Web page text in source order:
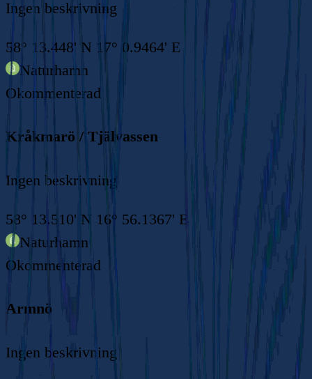
Ingen beskrivning
58° 13.448' N 17° 0.9464' E
Naturhamn
Okommenterad
Kråkmarö / Tjälvassen
Ingen beskrivning
58° 13.510' N 16° 56.1367' E
Naturhamn
Okommenterad
Armnö
Ingen beskrivning